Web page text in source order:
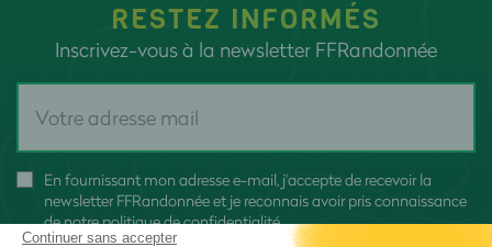
RESTEZ INFORMÉS
Inscrivez-vous à la newsletter FFRandonnée
En fournissant mon adresse e-mail, j'accepte de recevoir la
newsletter FFRandonnée et je reconnais avoir pris connaissance
denotre politique de confidentialité
Continuer sans accepter